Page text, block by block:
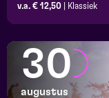
v.a. € 12,50
Klassiek
30
augustus